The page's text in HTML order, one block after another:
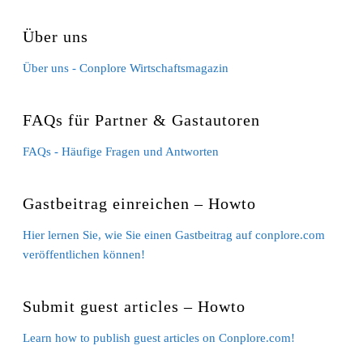
Über uns
Über uns - Conplore Wirtschaftsmagazin
FAQs für Partner & Gastautoren
FAQs - Häufige Fragen und Antworten
Gastbeitrag einreichen – Howto
Hier lernen Sie, wie Sie einen Gastbeitrag auf conplore.com
veröffentlichen können!
Submit guest articles – Howto
Learn how to publish guest articles on Conplore.com!